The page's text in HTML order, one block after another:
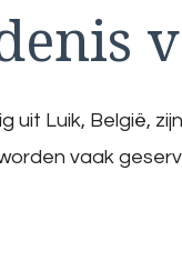
uit Luik, België,
vaak